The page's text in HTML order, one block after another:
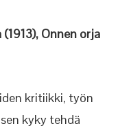
Onnen orja
kritiikki, työn
kyky tehdä